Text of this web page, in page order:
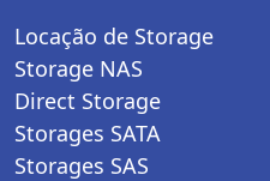
Locação de Storage
Storage NAS
Direct Storage
Storages SATA
Storages SAS